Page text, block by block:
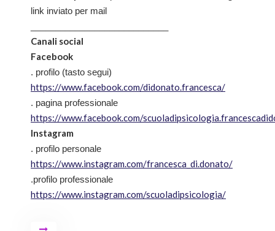
link inviato per mail
Canali social
Facebook
. profilo (tasto segui)
https://www.facebook.com/didonato.francesca/
. pagina professionale
https://www.facebook.com/
Instagram
. profilo personale
https://www.instagram.com/francesca_di.donato/
.profilo professionale
https://www.instagram.com/scuoladipsicologia/